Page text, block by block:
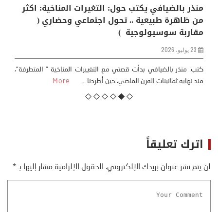
منذر بالضيافي يكتب حول: التغيرات المناخية: اكثر
من ظاهرة طبيعية .. تحول اجتماعي وحضاري (
مقاربة سوسيولوجية )
23 يوليو، 2026
كتب: منذر بالضيافي بدأت قصتي مع التغييرات المناخية ” المتطرفة”،
منذ نهاية ثمانينات القرن الماضي، حين أطردنا ...
More
اترك تعليقاً
لن يتم نشر عنوان بريدك الإلكتروني. الحقول الإلزامية مشار إليها بـ*